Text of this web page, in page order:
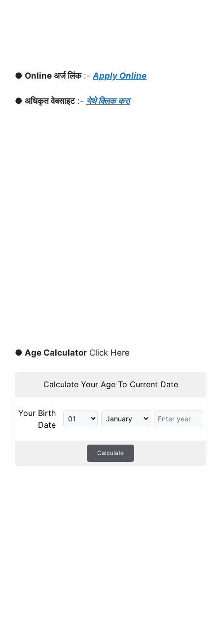
● Online अर्ज लिंक:-Apply Online
● अधिकृत वेबसाइट:- येथे क्लिक करा
● Age Calculator Click Here
Calculate Your Age To Current Date
Your Birth
Date
Calculate